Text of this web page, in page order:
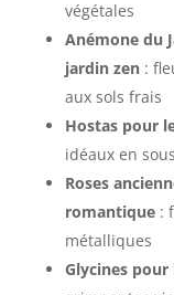
végétales
Anémone du
jardin zen:
aux sols frais
Hostas pour
idéaux en
Roses
romantique:
métalliques
Glycines